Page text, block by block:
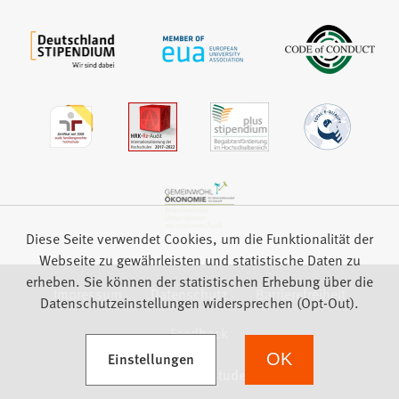
Impressum Datenschutz
Barrierefreiheit
Feedback
Diese Seite verwendet Cookies, um die Funktionalität der
Webseite zu gewährleisten und statistische Daten zu
erheben. Sie können der statistischen Erhebung über die
Datenschutzeinstellungen widersprechen (Opt-Out).
Einstellungen
(Öffnet in einem neuen Tab) OK